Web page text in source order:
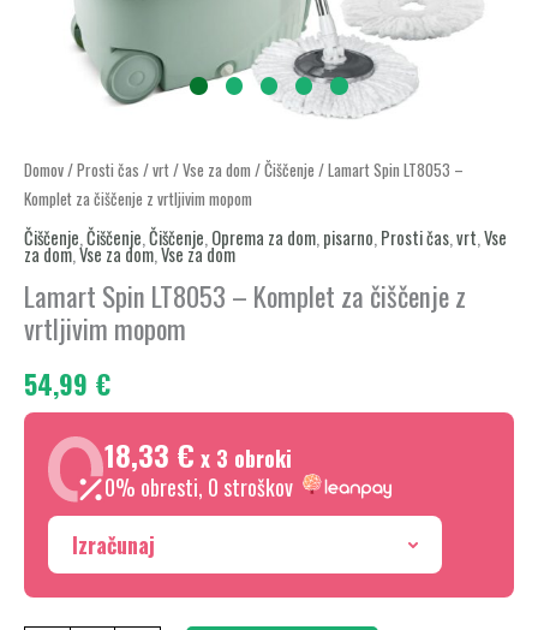
Domov/Prosti čas /vrt/Vse za dom /Čiščenje / Lamart Spin LT8053 –
Komplet za čiščenje z vrtljivim mopom
Čiščenje,Čiščenje,Čiščenje, Oprema za dom, pisarno, Prosti čas,vrt,Vse
za dom,Vse za dom,Vse za dom
Lamart Spin LT8053 – Komplet za čiščenje z
vrtljivim mopom
54,99 €
18,33 € x 3 obroki
0% obresti, 0 stroškov
Izračunaj
Lamart
Spin
LT8053
–
Komplet
za
z
vrtljivim
mopom
količina